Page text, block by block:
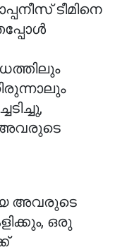
ടീമിനെ
അവരുടെ
ഒരു